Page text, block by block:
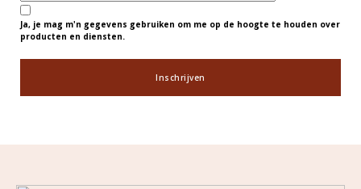
Ja, je mag m'n gegevens gebruiken om me op de hoogte te houden over
producten en diensten.